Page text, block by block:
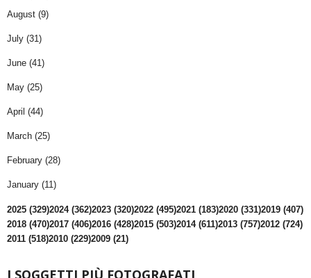
August (9)
July (31)
June (41)
May (25)
April (44)
March (25)
February (28)
January (11)
2025 (329)2024 (362)2023 (320)2022 (495)2021 (183)2020 (331)2019 (407)
2018 (470)2017 (406)2016 (428)2015 (503)2014 (611)2013 (757)2012 (724)
2011 (518)2010 (229)2009 (21)
I SOGGETTI PIÙ FOTOGRAFATI